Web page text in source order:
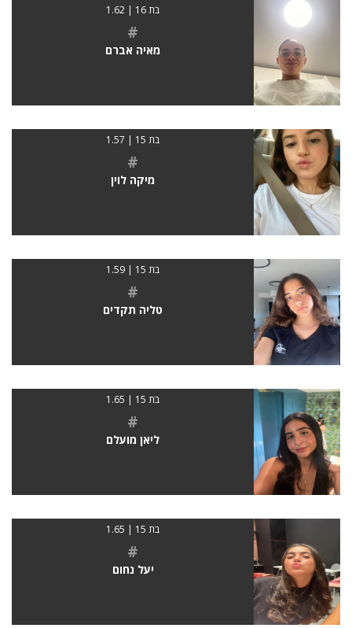
בת 16 | 1.62
#
מאיה אברם
בת 15 | 1.57
#
מיקה לוין
בת 15 | 1.59
#
טליה תקדים
בת 15 | 1.65
#
ליאן מועלם
בת 15 | 1.65
#
יעל נחום